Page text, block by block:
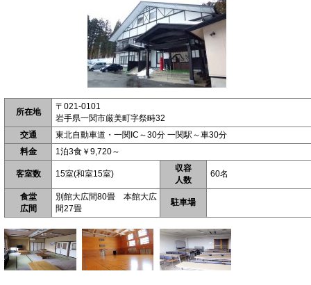
所在地
〒021-0101
岩手県一関市厳美町字祭畤32
交通
東北自動車道・一関IC～30分 一関駅～車30分
料金
1泊3食￥9,720～
客室数 15室(和室15室)
収容
人数
60名
食堂
広間
別館大広間80畳 本館大広
間27畳
駐車場